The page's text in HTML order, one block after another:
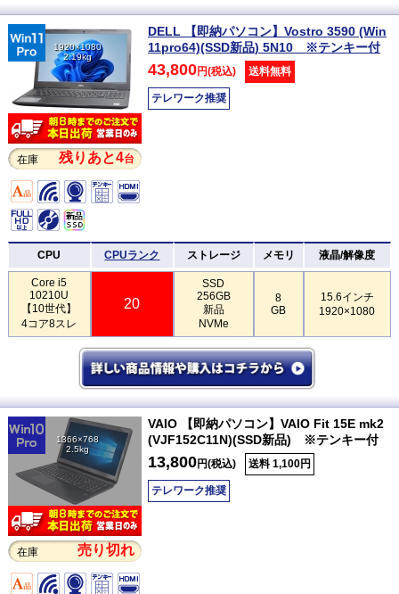
1920×1080
2.19kg
在庫 残りあと4台
DELL 【即納パソコン】Vostro 3590 (Win
11pro64)(SSD新品) 5N10 ※テンキー付
43,800円(税込) 送料無料
テレワーク推奨
CPU CPUランク ストレージ メモリ 液晶/解像度
Core i5
10210U
【10世代】
4コア8スレ
20
SSD
256GB
新品
NVMe
8
GB
15.6インチ
1920×1080
1366×768
2.5kg
在庫 売り切れ
VAIO 【即納パソコン】VAIO Fit 15E mk2
(VJF152C11N)(SSD新品) ※テンキー付
13,800円(税込) 送料 1,100円
テレワーク推奨